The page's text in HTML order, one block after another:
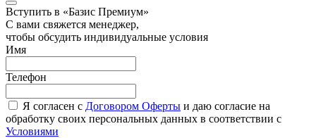
Вступить в «Базис Премиум»
С вами свяжется менеджер,
чтобы обсудить индивидуальные условия
Имя
Телефон
Я согласен с Договором Оферты и даю согласие на
обработку своих персональных данных в соответствии с
Условиями